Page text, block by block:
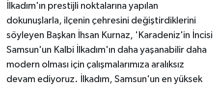
İlkadım'ın prestijli noktalarına yapılan
dokunuşlarla, ilçenin çehresini değiştirdiklerini
söyleyen Başkan İhsan Kurnaz, 'Karadeniz'in İncisi
Samsun'un Kalbi İlkadım'ın daha yaşanabilir daha
modern olması için çalışmalarımıza aralıksız
devam ediyoruz. İlkadım, Samsun'un en yüksek